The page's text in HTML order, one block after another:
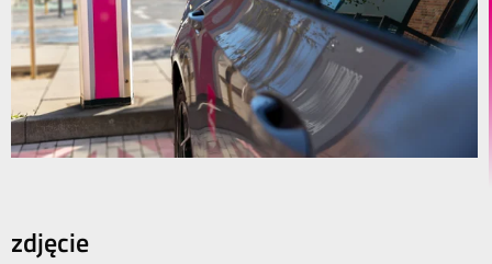
zdjęcie